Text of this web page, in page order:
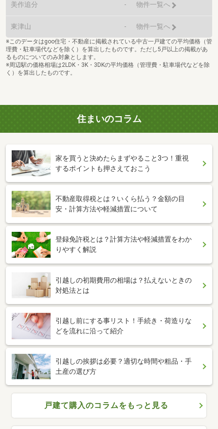
美作追分 - 物件一覧へ
東津山 - 物件一覧へ
※このデータはgoo住宅・不動産に掲載されている中古一戸建ての平均価格（管
理費・駐車場代などを除く）を算出したものです。ただし5戸以上の掲載があ
るものについてのみ対象とします。
※周辺駅の価格相場は2LDK・3K・3DKの平均価格（管理費・駐車場代などを除
く）を算出したものです。
住まいのコラム
家を買うと決めたらまずやること3つ！重視
するポイントも押さえておこう
不動産取得税とは？いくら払う？金額の目
安・計算方法や軽減措置について
登録免許税とは？計算方法や軽減措置をわか
りやすく解説
引越しの初期費用の相場は？払えないときの
対処法とは
引越し前にする事リスト！手続き・荷造りな
どを流れに沿って紹介
引越しの挨拶は必要？適切な時間や粗品・手
土産の選び方
戸建て購入のコラムをもっと見る